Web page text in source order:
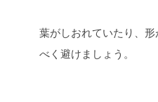
葉がしおれていたり、
べく避けましょう。